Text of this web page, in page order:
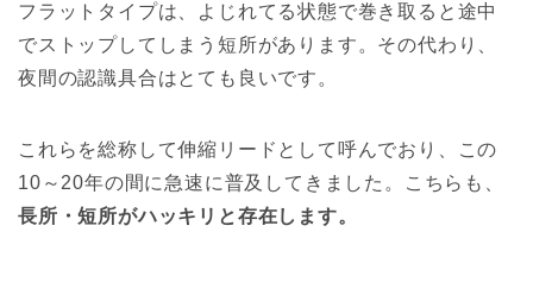
フラットタイプは、よじれてる状態で巻き取ると途中
でストップしてしまう短所があります。その代わり、
夜間の認識具合はとても良いです。
これらを総称して伸縮リードとして呼んでおり、この
10～20年の間に急速に普及してきました。こちらも、
長所・短所がハッキリと存在します。